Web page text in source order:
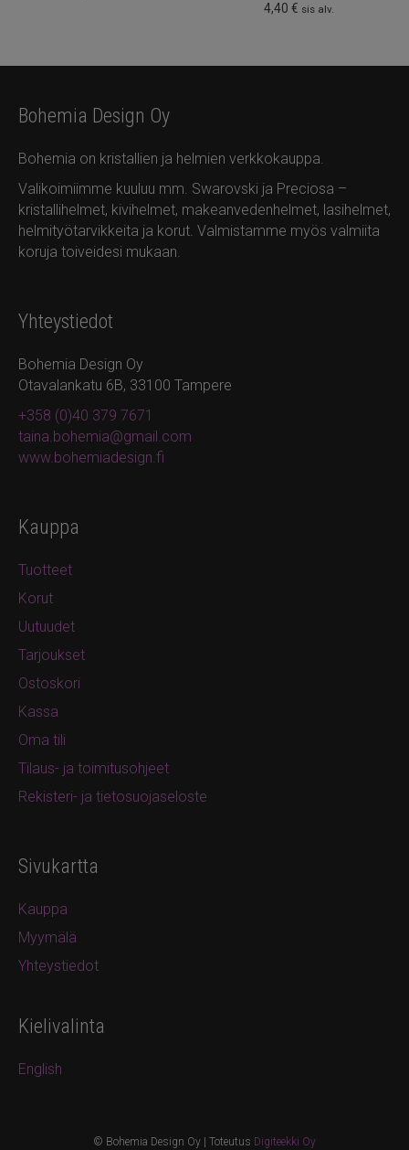
4,40 € sis alv.
Bohemia Design Oy
Bohemia on kristallien ja helmien verkkokauppa.
Valikoimiimme kuuluu mm. Swarovski ja Preciosa –
kristallihelmet, kivihelmet, makeanvedenhelmet, lasihelmet,
helmityötarvikkeita ja korut. Valmistamme myös valmiita
koruja toiveidesi mukaan.
Yhteystiedot
Bohemia Design Oy
Otavalankatu 6B, 33100 Tampere
+358 (0)40 379 7671
taina.bohemia@gmail.com
www.bohemiadesign.fi
Kauppa
Tuotteet
Korut
Uutuudet
Tarjoukset
Ostoskori
Kassa
Oma tili
Tilaus- ja toimitusohjeet
Rekisteri- ja tietosuojaseloste
Sivukartta
Kauppa
Myymälä
Yhteystiedot
Kielivalinta
English
© Bohemia Design Oy | Toteutus Digiteekki Oy